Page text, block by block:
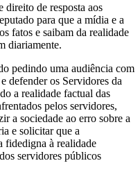
de resposta aos
para que a mídia e a
fatos e saibam da realidade
diariamente.
pedindo uma audiência com
defender os Servidores da
a realidade factual das
pelos servidores,
a sociedade ao erro sobre a
e solicitar que a
fidedigna à realidade
servidores públicos